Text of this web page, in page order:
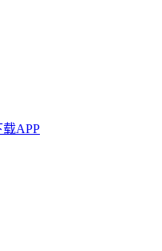
载APP